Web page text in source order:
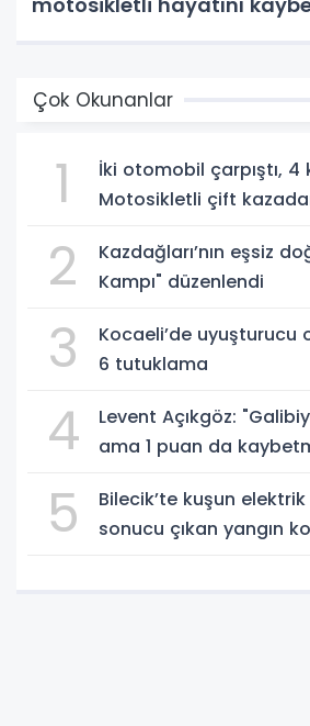
Çok Okunanlar
1
İki otomobil çarpıştı, 4
Motosikletli çift
2
Kazdağları’nın eşsiz
Kampı" düzenlendi
3
Kocaeli’de uyuşturucu
6 tutuklama
4
Levent Açıkgöz:
ama 1 puan da
5
Bilecik’te kuşun
sonucu çıkan yangın